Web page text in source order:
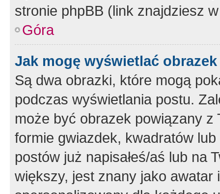
stronie phpBB (link znajdziesz
Góra
Jak mogę wyświetlać
Są dwa obrazki, które mogą
podczas wyświetlania postu.
może być obrazek powiązany z
formie gwiazdek, kwadratów
postów już napisałeś/aś lub na
większy, jest znany jako